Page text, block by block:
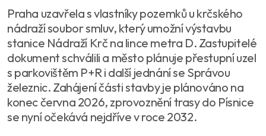
Praha uzavřela s vlastníky pozemků u krčského
nádraží soubor smluv, který umožní výstavbu
stanice Nádraží Krč na lince metra D. Zastupitelé
dokument schválili a město plánuje přestupní uzel
s parkovištěm P+R i další jednání se Správou
železnic. Zahájení části stavby je plánováno na
konec června 2026, zprovoznění trasy do Písnice
se nyní očekává nejdříve v roce 2032.